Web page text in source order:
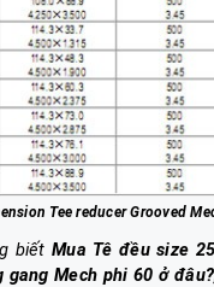
Tee reducer Grooved
biếtMua Tê đều size
Mech phi 60 ở